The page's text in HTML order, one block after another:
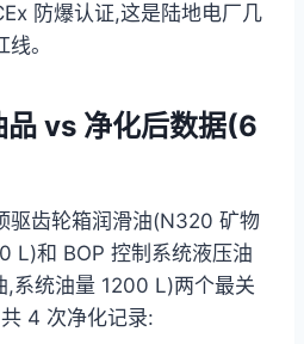
防爆认证,这是陆地电厂几
。
品 vs 净化后数据(6
驱齿轮箱润滑油(N320 矿物
L)和 BOP 控制系统液压油
系统油量 1200 L)两个最关
4 次净化记录: